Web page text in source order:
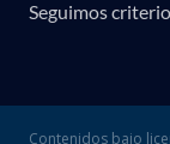
Seguimos
Contenidos bajo